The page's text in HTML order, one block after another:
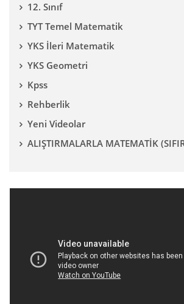
12. Sınıf
TYT Temel Matematik
YKS İleri Matematik
YKS Geometri
Kpss
Rehberlik
Yeni Videolar
ALIŞTIRMALARLA MATEMATİK